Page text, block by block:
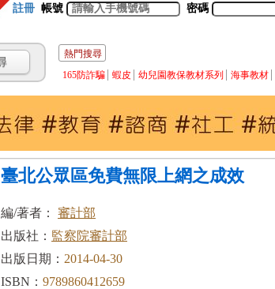
註冊 帳號 密碼
熱門搜尋
165防詐騙
蝦皮 幼兒園教保教材系列 海事教材
臺北公眾區免費無限上網之成效
編/著者： 審計部
出版社： 監察院審計部
出版日期： 2014-04-30
ISBN： 9789860412659